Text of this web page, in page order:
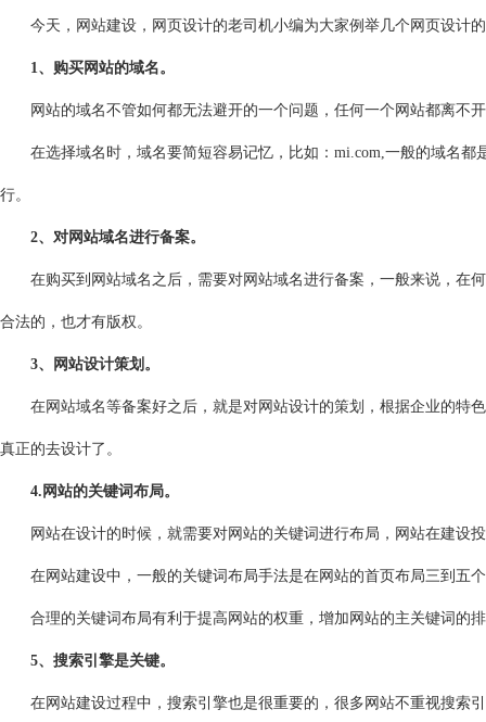
今天，网站建设，网页设计的老司机小编为大家例举几个网页设计
1、购买网站的域名。
网站的域名不管如何都无法避开的一个问题，任何一个网站都离不
在选择域名时，域名要简短容易记忆，比如：mi.com,一般的域名都
行。
2、对网站域名进行备案。
在购买到网站域名之后，需要对网站域名进行备案，一般来说，在何
合法的，也才有版权。
3、网站设计策划。
在网站域名等备案好之后，就是对网站设计的策划，根据企业的特色
真正的去设计了。
4.网站的关键词布局。
网站在设计的时候，就需要对网站的关键词进行布局，网站在建设
在网站建设中，一般的关键词布局手法是在网站的首页布局三到五个
合理的关键词布局有利于提高网站的权重，增加网站的主关键词的
5、搜索引擎是关键。
在网站建设过程中，搜索引擎也是很重要的，很多网站不重视搜索